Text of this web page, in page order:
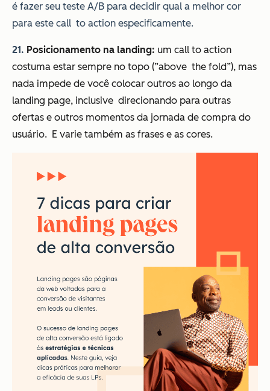
é fazer seu teste A/B para decidir qual a melhor cor
para este call to action especificamente.
21. Posicionamento na landing: um call to action
costuma estar sempre no topo (”above the fold”), mas
nada impede de você colocar outros ao longo da
landing page, inclusive direcionando para outras
ofertas e outros momentos da jornada de compra do
usuário. E varie também as frases e as cores.